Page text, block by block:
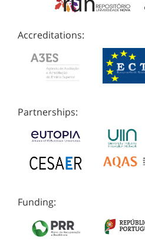
Accreditations:
Partnerships:
Funding: